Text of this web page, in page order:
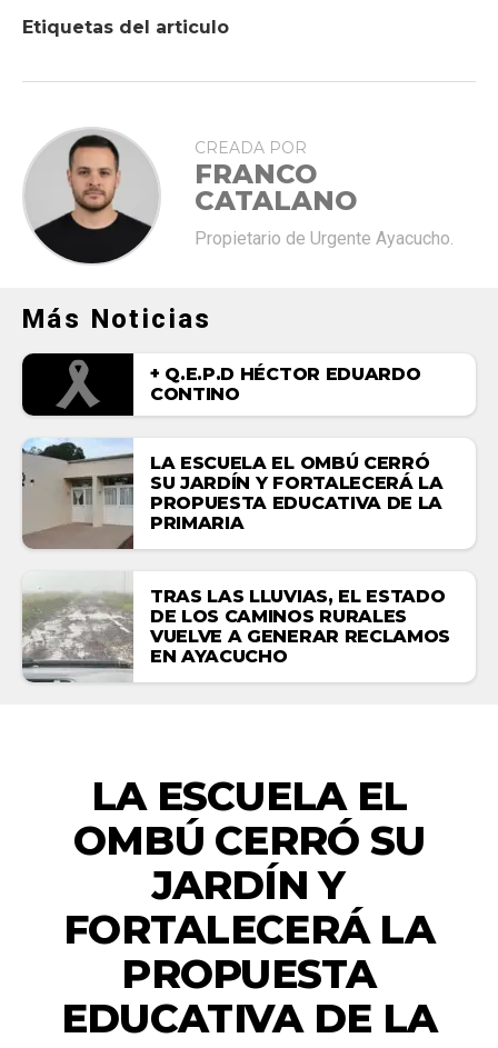
Etiquetas del articulo
CREADA POR
FRANCO
CATALANO
Propietario de Urgente Ayacucho.
Más Noticias
+ Q.E.P.D HÉCTOR EDUARDO
CONTINO
LA ESCUELA EL OMBÚ CERRÓ
SU JARDÍN Y FORTALECERÁ LA
PROPUESTA EDUCATIVA DE LA
PRIMARIA
TRAS LAS LLUVIAS, EL ESTADO
DE LOS CAMINOS RURALES
VUELVE A GENERAR RECLAMOS
EN AYACUCHO
LA ESCUELA EL
OMBÚ CERRÓ SU
JARDÍN Y
FORTALECERÁ LA
PROPUESTA
EDUCATIVA DE LA